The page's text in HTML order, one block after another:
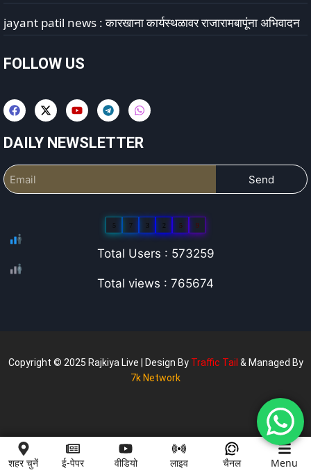
jayant patil news : कारखाना कार्यस्थळावर राजारामबापूंना अभिवादन
FOLLOW US
DAILY NEWSLETTER
Send
5 7 3 2 5 9
Total Users : 573259
Total views : 765674
Copyright © 2025 Rajkiya Live | Design By Traffic Tail & Managed By
7k Network
शहर चुनें ई-पेपर वीडियो लाइव चैनल Menu